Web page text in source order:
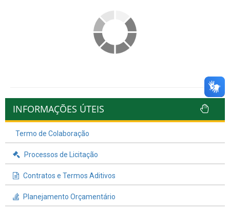
INFORMAÇÕES ÚTEIS
Termo de Colaboração
Processos de Licitação
Contratos e Termos Aditivos
Planejamento Orçamentário